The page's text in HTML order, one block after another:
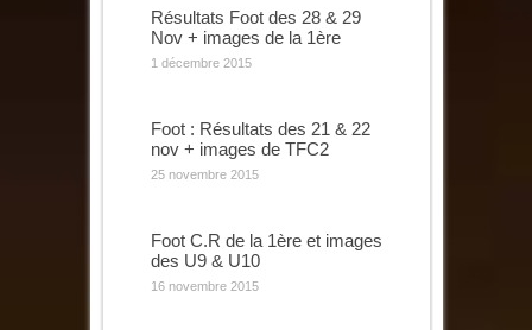
Résultats Foot des 28 & 29
Nov + images de la 1ère
1 décembre 2015
Foot : Résultats des 21 & 22
nov + images de TFC2
25 novembre 2015
Foot C.R de la 1ère et images
des U9 & U10
16 novembre 2015